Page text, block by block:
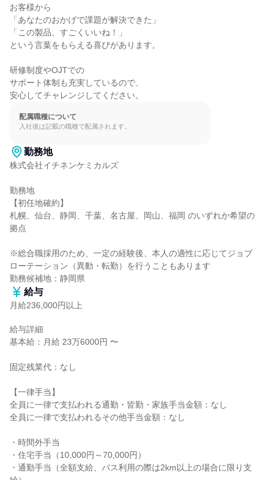
お客様から
「あなたのおかげで課題が解決できた」
「この製品、すごくいいね！」
という言葉をもらえる喜びがあります。
研修制度やOJTでの
サポート体制も充実しているので、
安心してチャレンジしてください。
配属職種について
入社後は記載の職種で配属されます。
勤務地
株式会社イチネンケミカルズ
勤務地
【初任地確約】
札幌、仙台、静岡、千葉、名古屋、岡山、福岡 のいずれか希望の
拠点
※総合職採用のため、一定の経験後、本人の適性に応じてジョブ
ローテーション（異動・転勤）を行うこともあります
勤務候補地：静岡県
給与
月給236,000円以上
給与詳細
基本給：月給 23万6000円 〜
固定残業代：なし
【一律手当】
全員に一律で支払われる通勤・皆勤・家族手当金額：なし
全員に一律で支払われるその他手当金額：なし
・時間外手当
・住宅手当（10,000円～70,000円）
・通勤手当（全額支給、バス利用の際は2km以上の場合に限り支